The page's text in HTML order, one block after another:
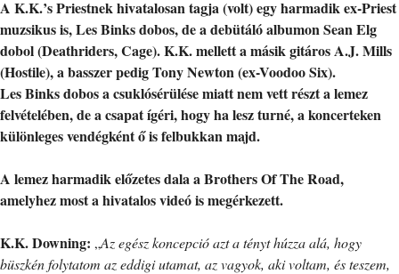
A K.K.’s Priestnek hivatalosan tagja (volt) egy harmadik ex-Priest
muzsikus is, Les Binks dobos, de a debütáló albumon Sean Elg
dobol (Deathriders, Cage). K.K. mellett a másik gitáros A.J. Mills
(Hostile), a basszer pedig Tony Newton (ex-Voodoo Six).
Les Binks dobos a csuklósérülése miatt nem vett részt a lemez
felvételében, de a csapat ígéri, hogy ha lesz turné, a koncerteken
különleges vendégként ő is felbukkan majd.
A lemez harmadik előzetes dala a Brothers Of The Road,
amelyhez most a hivatalos videó is megérkezett.
K.K. Downing: „Az egész koncepció azt a tényt húzza alá, hogy
büszkén folytatom az eddigi utamat, az vagyok, aki voltam, és teszem,